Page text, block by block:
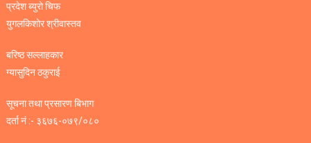
प्रदेश ब्युरो चिफ
युगलकिशोर श्रीवास्तव
बरिष्ठ सल्लाहकार
ग्यासुदिन ठकुराई
सूचना तथा प्रसारण बिभाग
दर्ता नं :- ३६७६-०७९/०८०